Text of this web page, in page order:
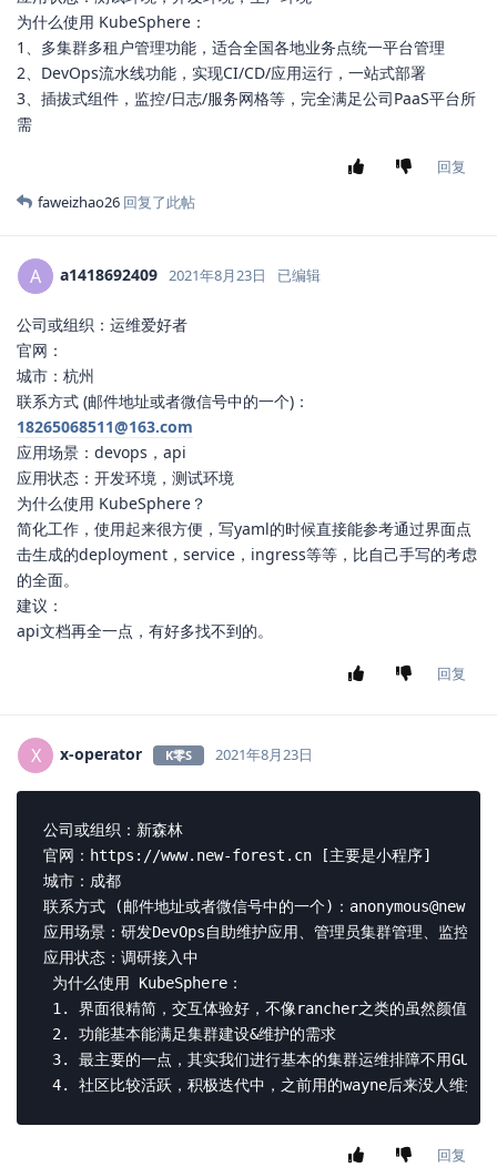
为什么使用 KubeSphere：
1、多集群多租户管理功能，适合全国各地业务点统一平台管理
2、DevOps流水线功能，实现CI/CD/应用运行，一站式部署
3、插拔式组件，监控/日志/服务网格等，完全满足公司PaaS平台所
需
回复
faweizhao26 回复了此帖
A a1418692409 2021年8月23日 已编辑
公司或组织：运维爱好者
官网：
城市：杭州
联系方式 (邮件地址或者微信号中的一个)：
18265068511@163.com
应用场景：devops，api
应用状态：开发环境，测试环境
为什么使用 KubeSphere？
简化工作，使用起来很方便，写yaml的时候直接能参考通过界面点
击生成的deployment，service，ingress等等，比自己手写的考虑
的全面。
建议：
api文档再全一点，有好多找不到的。
回复
X x-operator K零S 2021年8月23日
公司或组织：新森林
官网：https://www.new-forest.cn [主要是小程序]
城市：成都
联系方式 (邮件地址或者微信号中的一个)：anonymous@new-
应用场景：研发DevOps自助维护应用、管理员集群管理、监控运
应用状态：调研接入中
为什么使用 KubeSphere：
1. 界面很精简，交互体验好，不像rancher之类的虽然颜值也
2. 功能基本能满足集群建设&维护的需求
3. 最主要的一点，其实我们进行基本的集群运维排障不用
4. 社区比较活跃，积极迭代中，之前用的wayne后来没人维护
回复